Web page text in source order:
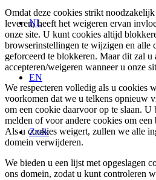
NL
EN
Zoek
Omdat deze cookies strikt
leveren, heeft het weigeren ervan
onze site. U kunt cookies altijd
browserinstellingen te wijzigen en alle
geforceerd te blokkeren. Maar dit zal
accepteren/weigeren wanneer u onze
We respecteren volledig als u cookies
voorkomen dat we u telkens opnieuw
om een cookie daarvoor op te slaan.
melden of voor andere cookies om
Als u cookies weigert, zullen we alle
domein verwijderen.
We bieden u een lijst met opgeslagen
ons domein, zodat u kunt controleren